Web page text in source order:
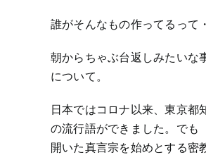
誰がそんなもの作ってるっ
朝からちゃぶ台返しみたい
について。
日本ではコロナ以来、東京都
の流行語ができました。で
開いた真言宗を始めとする密